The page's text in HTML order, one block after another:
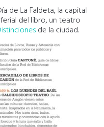
de La Faldeta, la capital
del libro, un teatro
de la ciudad.